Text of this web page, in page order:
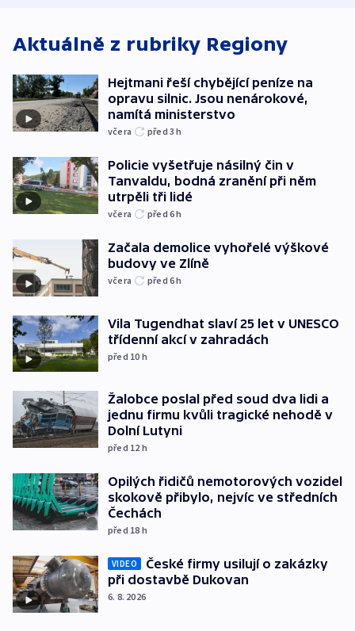
Aktuálně z rubriky Regiony
Hejtmani řeší chybějící peníze na
opravu silnic. Jsou nenárokové,
namítá ministerstvo
včera před 3h
Policie vyšetřuje násilný čin v
Tanvaldu, bodná zranění při něm
utrpěli tři lidé
včera před 6h
Začala demolice vyhořelé výškové
budovy ve Zlíně
včera před 6h
Vila Tugendhat slaví 25 let v UNESCO
třídenní akcí v zahradách
před 10 h
Žalobce poslal před soud dva lidi a
jednu firmu kvůli tragické nehodě v
Dolní Lutyni
před 12 h
Opilých řidičů nemotorových vozidel
skokově přibylo, nejvíc ve středních
Čechách
před 18 h
VIDEO
České firmy usilují o zakázky
při dostavbě Dukovan
6. 8. 2026